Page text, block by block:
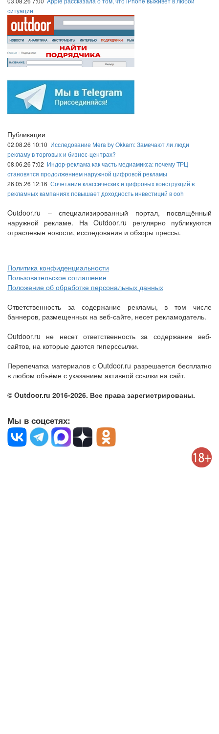
ситуации
Публикации
02.08.26 10:10 Исследование Mera by Okkam: Замечают ли люди
рекламу в торговых и бизнес-центрах?
08.06.26 7:02 Индор-реклама как часть медиамикса: почему ТРЦ
становятся продолжением наружной цифровой рекламы
26.05.26 12:16 Сочетание классических и цифровых конструкций в
рекламных кампаниях повышает доходность инвестиций в ooh
Outdoor.ru – специализированный портал, посвящённый
наружной рекламе. На Outdoor.ru регулярно публикуются
отраслевые новости, исследования и обзоры прессы.
Политика конфиденциальности
Пользовательское соглашение
Положение об обработке персональных данных
Ответственность за содержание рекламы, в том числе
баннеров, размещенных на веб-сайте, несет рекламодатель.
Outdoor.ru не несет ответственность за содержание веб-
сайтов, на которые даются гиперссылки.
Перепечатка материалов с Outdoor.ru разрешается бесплатно
в любом объёме с указанием активной ссылки на сайт.
© Outdoor.ru 2016-2026. Все права зарегистрированы.
Мы в соцсетях: